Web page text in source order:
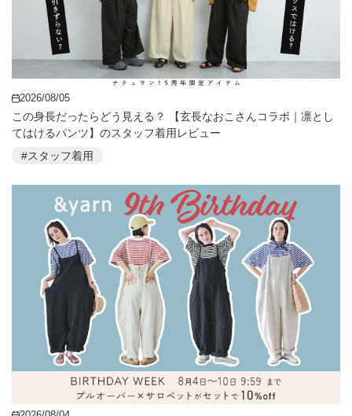
2026/08/05
この身長だったらどう見える？ 【玄長なおこさんコラボ｜凛とし
てはけるパンツ】のスタッフ着用レビュー
#スタッフ着用